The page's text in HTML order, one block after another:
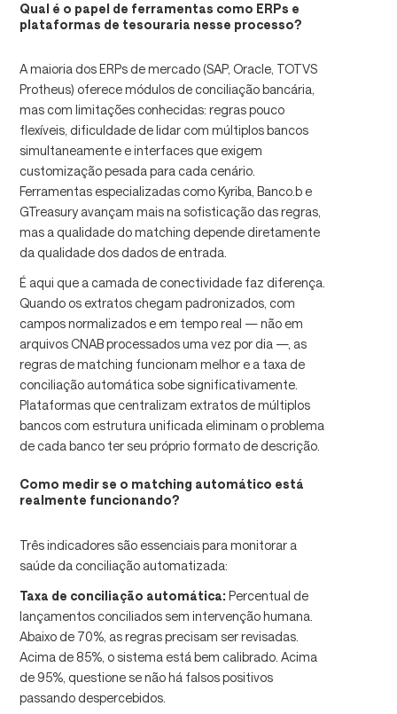
Qual é o papel de ferramentas como ERPs e
plataformas de tesouraria nesse processo?
A maioria dos ERPs de mercado (SAP, Oracle, TOTVS
Protheus) oferece módulos de conciliação bancária,
mas com limitações conhecidas: regras pouco
flexíveis, dificuldade de lidar com múltiplos bancos
simultaneamente e interfaces que exigem
customização pesada para cada cenário.
Ferramentas especializadas como Kyriba, Banco.b e
GTreasury avançam mais na sofisticação das regras,
mas a qualidade do matching depende diretamente
da qualidade dos dados de entrada.
É aqui que a camada de conectividade faz diferença.
Quando os extratos chegam padronizados, com
campos normalizados e em tempo real — não em
arquivos CNAB processados uma vez por dia —, as
regras de matching funcionam melhor e a taxa de
conciliação automática sobe significativamente.
Plataformas que centralizam extratos de múltiplos
bancos com estrutura unificada eliminam o problema
de cada banco ter seu próprio formato de descrição.
Como medir se o matching automático está
realmente funcionando?
Três indicadores são essenciais para monitorar a
saúde da conciliação automatizada:
Taxa de conciliação automática: Percentual de
lançamentos conciliados sem intervenção humana.
Abaixo de 70%, as regras precisam ser revisadas.
Acima de 85%, o sistema está bem calibrado. Acima
de 95%, questione se não há falsos positivos
passando despercebidos.